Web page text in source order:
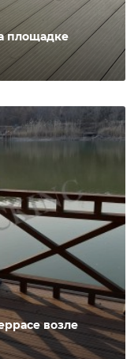
площадке
возле